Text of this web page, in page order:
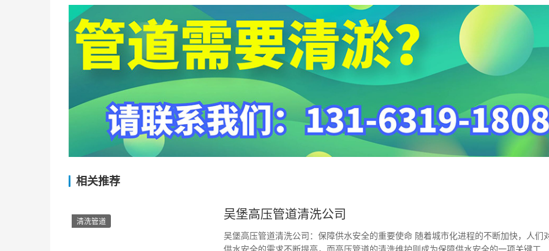
相关推荐
清洗管道 吴堡高压管道清洗公司
吴堡高压管道清洗公司：保障供水安全的重要使命 随着城市化进程的不断加快，人们
供水安全的需求不断提高，而高压管道的清洗维护则成为保障供水安全的一项关键工